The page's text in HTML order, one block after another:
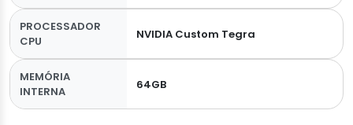
PROCESSADOR
CPU
NVIDIA Custom Tegra
MEMÓRIA
INTERNA
64GB